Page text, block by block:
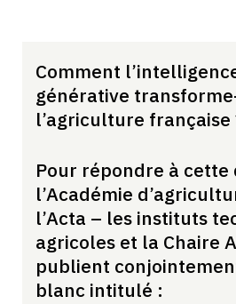
Comment
générative
l’agriculture française
Pour répondre à cette
l’Académie
l’Acta – les instituts
agricoles et la Chaire
publient
blanc intitulé :